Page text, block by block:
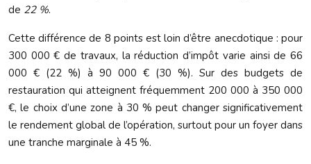
de 22 %.
Cette différence de 8 points est loin d’être anecdotique : pour
300 000 € de travaux, la réduction d’impôt varie ainsi de 66
000 € (22 %) à 90 000 € (30 %). Sur des budgets de
restauration qui atteignent fréquemment 200 000 à 350 000
€, le choix d’une zone à 30 % peut changer significativement
le rendement global de l’opération, surtout pour un foyer dans
une tranche marginale à 45 %.